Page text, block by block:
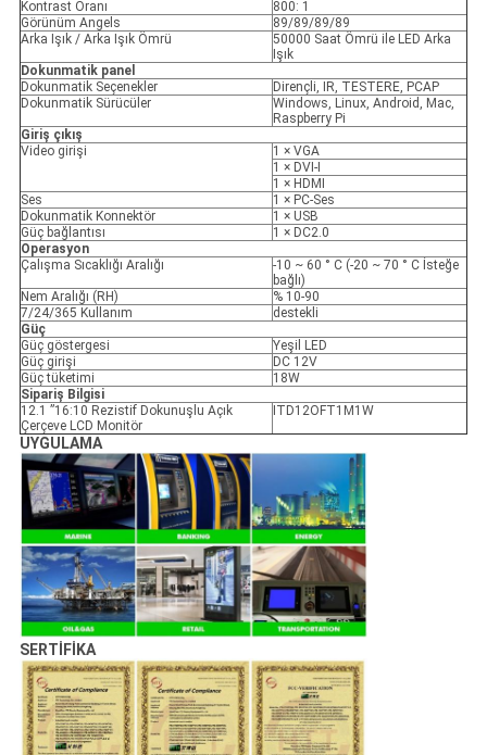
Kontrast Oranı
800: 1
Görünüm Angels
89/89/89/89
Arka Işık / Arka Işık Ömrü
50000 Saat Ömrü ile LED Arka
Işık
Dokunmatik panel
Dokunmatik Seçenekler
Dirençli, IR, TESTERE, PCAP
Dokunmatik Sürücüler
Windows, Linux, Android, Mac,
Raspberry Pi
Giriş çıkış
Video girişi
1 × VGA
1 × DVI-I
1 × HDMI
Ses
1 × PC-Ses
Dokunmatik Konnektör
1 × USB
Güç bağlantısı
1 × DC2.0
Operasyon
Çalışma Sıcaklığı Aralığı
-10 ~ 60 ° C (-20 ~ 70 ° C İsteğe
bağlı)
Nem Aralığı (RH)
% 10-90
7/24/365 Kullanım
destekli
Güç
Güç göstergesi
Yeşil LED
Güç girişi
DC 12V
Güç tüketimi
18W
Sipariş Bilgisi
12.1 ”16:10 Rezistif Dokunuşlu Açık
Çerçeve LCD Monitör
ITD12OFT1M1W
UYGULAMA
SERTİFİKA